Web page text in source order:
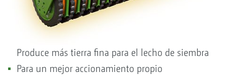
Produce más tierra fina para el lecho de siembra
Para un mejor accionamiento propio